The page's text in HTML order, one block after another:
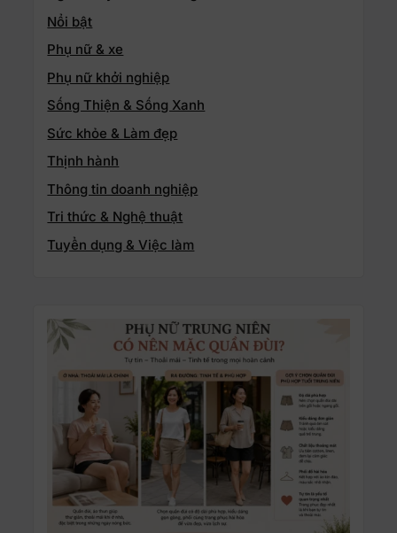
Nổi bật
Phụ nữ & xe
Phụ nữ khởi nghiệp
Sống Thiện & Sống Xanh
Sức khỏe & Làm đẹp
Thịnh hành
Thông tin doanh nghiệp
Tri thức & Nghệ thuật
Tuyển dụng & Việc làm